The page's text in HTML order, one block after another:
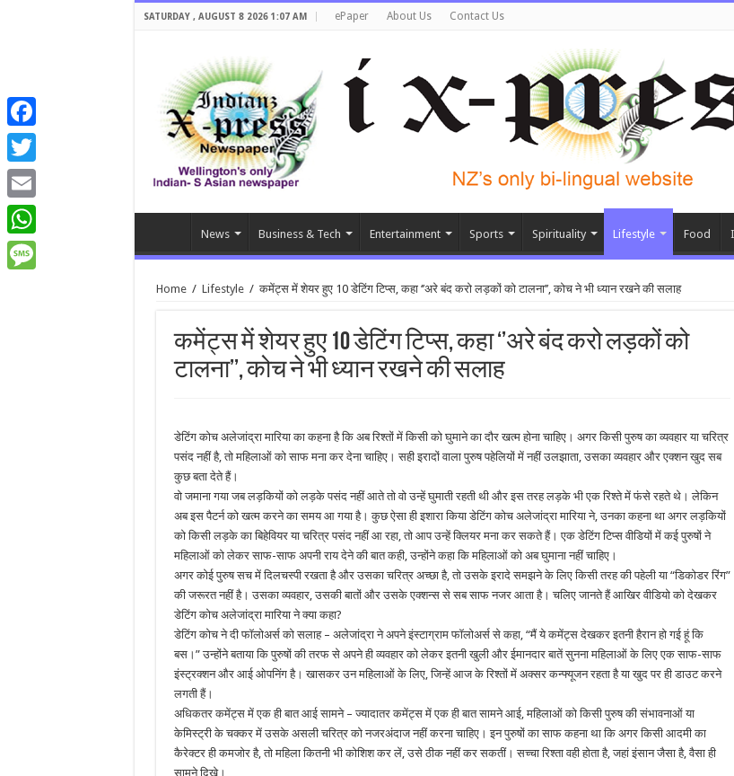
SATURDAY , AUGUST 8 2026 1:07 AM ePaper About Us Contact Us
News Business & Tech Entertainment Sports Spirituality Lifestyle Food
Home / Lifestyle / कमेंट्स में शेयर हुए 10 डेटिंग टिप्स, कहा ‘’अरे बंद करो लड़कों को टालना’’, कोच ने भी ध्यान रखने की सलाह
कमेंट्स में शेयर हुए 10 डेटिंग टिप्स, कहा ‘’अरे बंद करो लड़कों को
टालना’’, कोच ने भी ध्यान रखने की सलाह
डेटिंग कोच अलेजांद्रा मारिया का कहना है कि अब रिश्तों में किसी को घुमाने का दौर खत्म होना चाहिए। अगर किसी पुरुष का व्यवहार या चरित्र
पसंद नहीं है, तो महिलाओं को साफ मना कर देना चाहिए। सही इरादों वाला पुरुष पहेलियों में नहीं उलझाता, उसका व्यवहार और एक्शन खुद सब
कुछ बता देते हैं।
वो जमाना गया जब लड़कियों को लड़के पसंद नहीं आते तो वो उन्हें घुमाती रहती थी और इस तरह लड़के भी एक रिश्ते में फंसे रहते थे। लेकिन
अब इस पैटर्न को खत्म करने का समय आ गया है। कुछ ऐसा ही इशारा किया डेटिंग कोच अलेजांद्रा मारिया ने, उनका कहना था अगर लड़कियों
को किसी लड़के का बिहेवियर या चरित्र पसंद नहीं आ रहा, तो आप उन्हें क्लियर मना कर सकते हैं। एक डेटिंग टिप्स वीडियों में कई पुरुषों ने
महिलाओं को लेकर साफ-साफ अपनी राय देने की बात कही, उन्होंने कहा कि महिलाओं को अब घुमाना नहीं चाहिए।
अगर कोई पुरुष सच में दिलचस्पी रखता है और उसका चरित्र अच्छा है, तो उसके इरादे समझने के लिए किसी तरह की पहेली या “डिकोडर रिंग”
की जरूरत नहीं है। उसका व्यवहार, उसकी बातों और उसके एक्शन्स से सब साफ नजर आता है। चलिए जानते हैं आखिर वीडियो को देखकर
डेटिंग कोच अलेजांद्रा मारिया ने क्या कहा?
डेटिंग कोच ने दी फॉलोअर्स को सलाह – अलेजांद्रा ने अपने इंस्टाग्राम फॉलोअर्स से कहा, “मैं ये कमेंट्स देखकर इतनी हैरान हो गई हूं कि
बस।” उन्होंने बताया कि पुरुषों की तरफ से अपने ही व्यवहार को लेकर इतनी खुली और ईमानदार बातें सुनना महिलाओं के लिए एक साफ-साफ
इंस्ट्रक्शन और आई ओपनिंग है। खासकर उन महिलाओं के लिए, जिन्हें आज के रिश्तों में अक्सर कन्फ्यूजन रहता है या खुद पर ही डाउट करने
लगती हैं।
अधिकतर कमेंट्स में एक ही बात आई सामने – ​ज्यादातर कमेंट्स में एक ही बात सामने आई, महिलाओं को किसी पुरुष की संभावनाओं या
केमिस्ट्री के चक्कर में उसके असली चरित्र को नजरअंदाज नहीं करना चाहिए। इन पुरुषों का साफ कहना था कि अगर किसी आदमी का
कैरेक्टर ही कमजोर है, तो महिला कितनी भी कोशिश कर लें, उसे ठीक नहीं कर सकतीं। सच्चा रिश्ता वही होता है, जहां इंसान जैसा है, वैसा ही
सामने दिखे।
Facebook
Twitter
Email
WhatsApp